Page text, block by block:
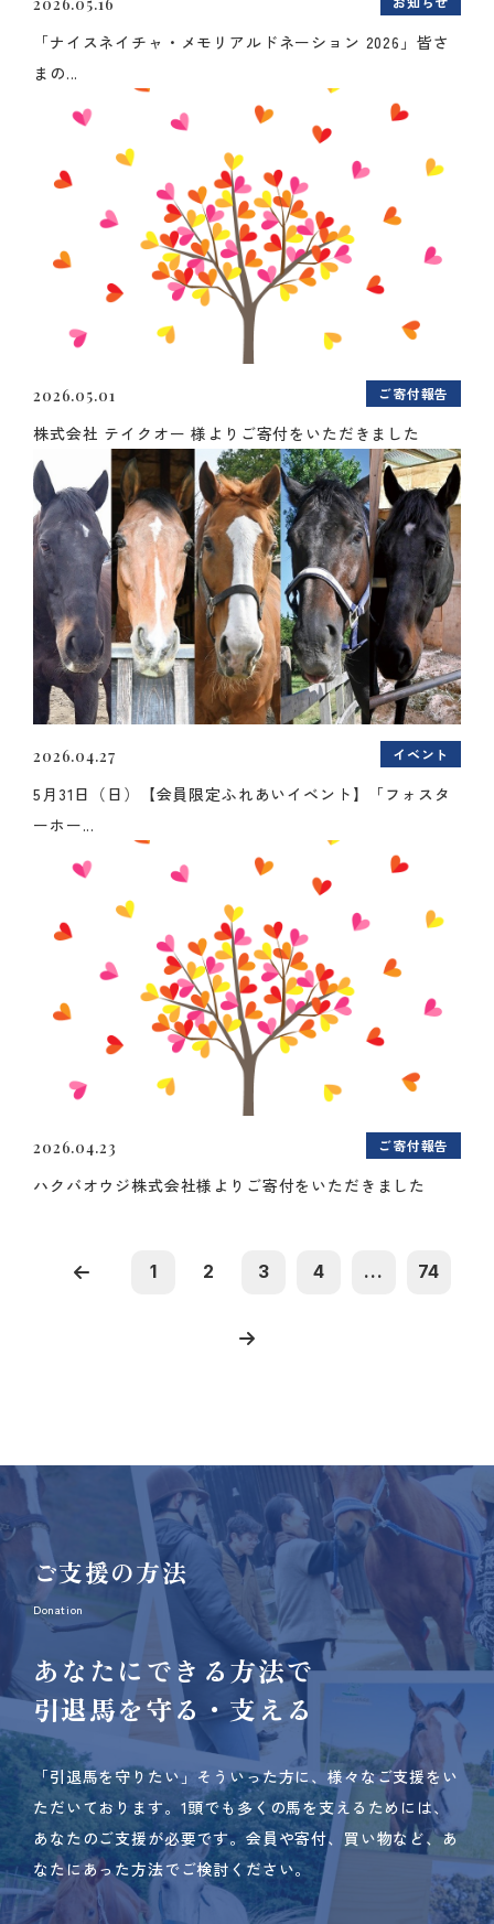
「ナイスネイチャ・メモリアルドネーション 2026」皆さ
まの...
2026.05.01 ご寄付報告
株式会社 テイクオー 様よりご寄付をいただきました
2026.04.27 イベント
5月31日（日）【会員限定ふれあいイベント】「フォスタ
ーホー...
2026.04.23 ご寄付報告
ハクバオウジ株式会社様よりご寄付をいただきました
1 2 3 4 ... 74
ご支援の方法
Donation
あなたにできる方法で
引退馬を守る・支える
「引退馬を守りたい」そういった方に、様々なご支援をい
ただいております。 1頭でも多くの馬を支えるためには、
あなたのご支援が必要です。 会員や寄付、買い物など、あ
なたにあった方法でご検討ください。